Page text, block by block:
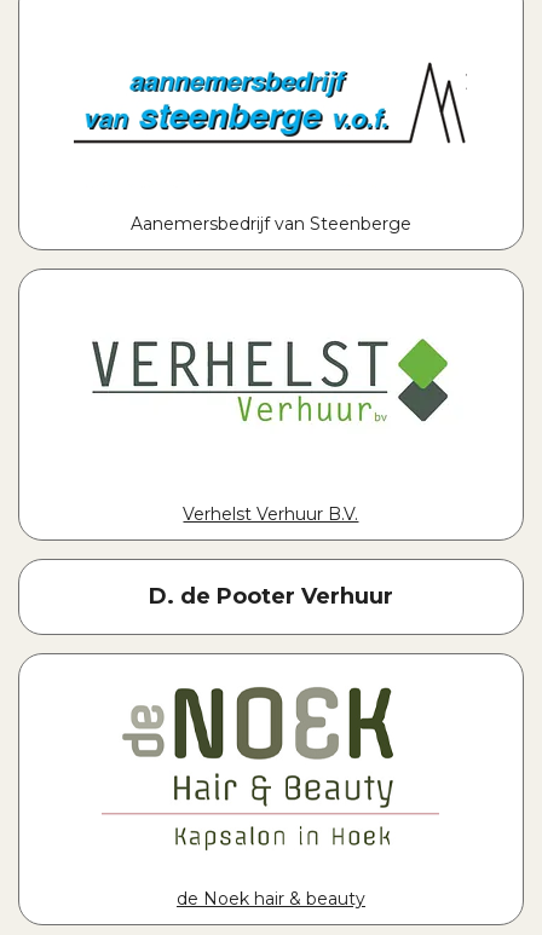
Aanemersbedrijf van Steenberge
Verhelst Verhuur B.V.
D. de Pooter Verhuur
de Noek hair & beauty